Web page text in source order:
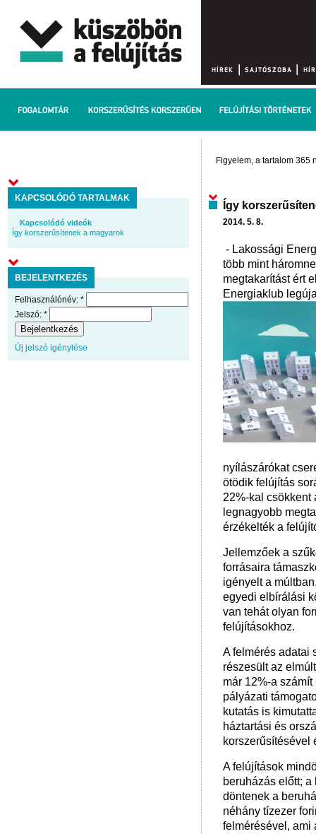
Figyelem, a tartalom 365
KAPCSOLÓDÓ TARTALMAK
Kapcsolódó videók
Így korszerűsítenek a magyarok
BEJELENTKEZÉS
Felhasználónév: *
Jelszó: *
Új jelszó igénylése
Így
2014. 5. 8.
- Lakossági
több mint
megtakarítást ért
Energiaklub
nyílászárókat
ötödik felújítás
22%-kal csökkent
legnagyobb
érzékelték a
Jellemzőek a
forrásaira
igényelt a
egyedi elbírálási
van tehát olyan
felújításokhoz.
A felmérés adatai
részesült az
már 12%-a
pályázati
kutatás is
háztartási és
korszerűsítésével
A felújítások
beruházás előtt;
döntenek a
néhány tízezer
felmérésével, ami